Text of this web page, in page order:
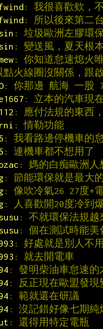
: 我很喜歡欸，
: 所以後來第二
: 垃圾歐洲左膠環
: 變送風，夏天根
: 你知道怠速熄火
火線圈沒關係，跟
: 你那邊 航海 一股
: 立本的汽車現
: 應付法規的東西
: 情勒功能
: 我看路邊停機車的
: 連機車都不想用了
: 媽的白痴歐洲人
: 節能環保就是最大
: 像吹冷氣26 27度+
: 人喜歡開20度冷到
: 不就環保法規越
: 個在測試時能美
: 好處就是別人不
: 就去開電車
: 發明柴油車怠速的
: 反正現在歐盟發現
: 範就還在研議
: 沒記錯好像七期純
: 還得用特定電瓶